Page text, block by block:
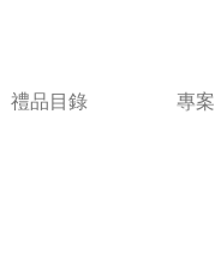
禮品目錄 專案